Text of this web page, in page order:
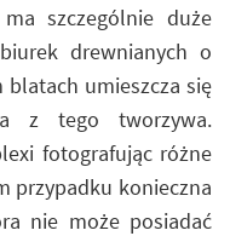
szczególnie duże
drewnianych o
umieszcza się
z tego tworzywa.
fotografując różne
przypadku konieczna
nie może posiadać